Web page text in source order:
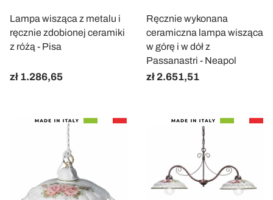
Lampa wisząca z metalu i
ręcznie zdobionej ceramiki
z różą - Pisa
zł 1.286,65
Ręcznie wykonana
ceramiczna lampa wisząca
w górę i w dół z
Passanastri - Neapol
zł 2.651,51